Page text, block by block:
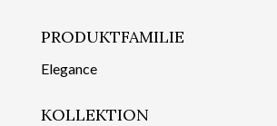
PRODUKTFAMILIE
Elegance
KOLLEKTION